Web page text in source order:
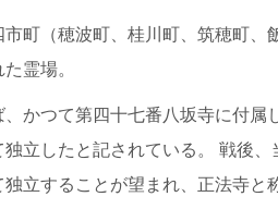
町（穂波町、桂川町、筑穂町、
霊場。
かつて第四十七番八坂寺に付属
立したと記されている。 戦後
立することが望まれ、正法寺と